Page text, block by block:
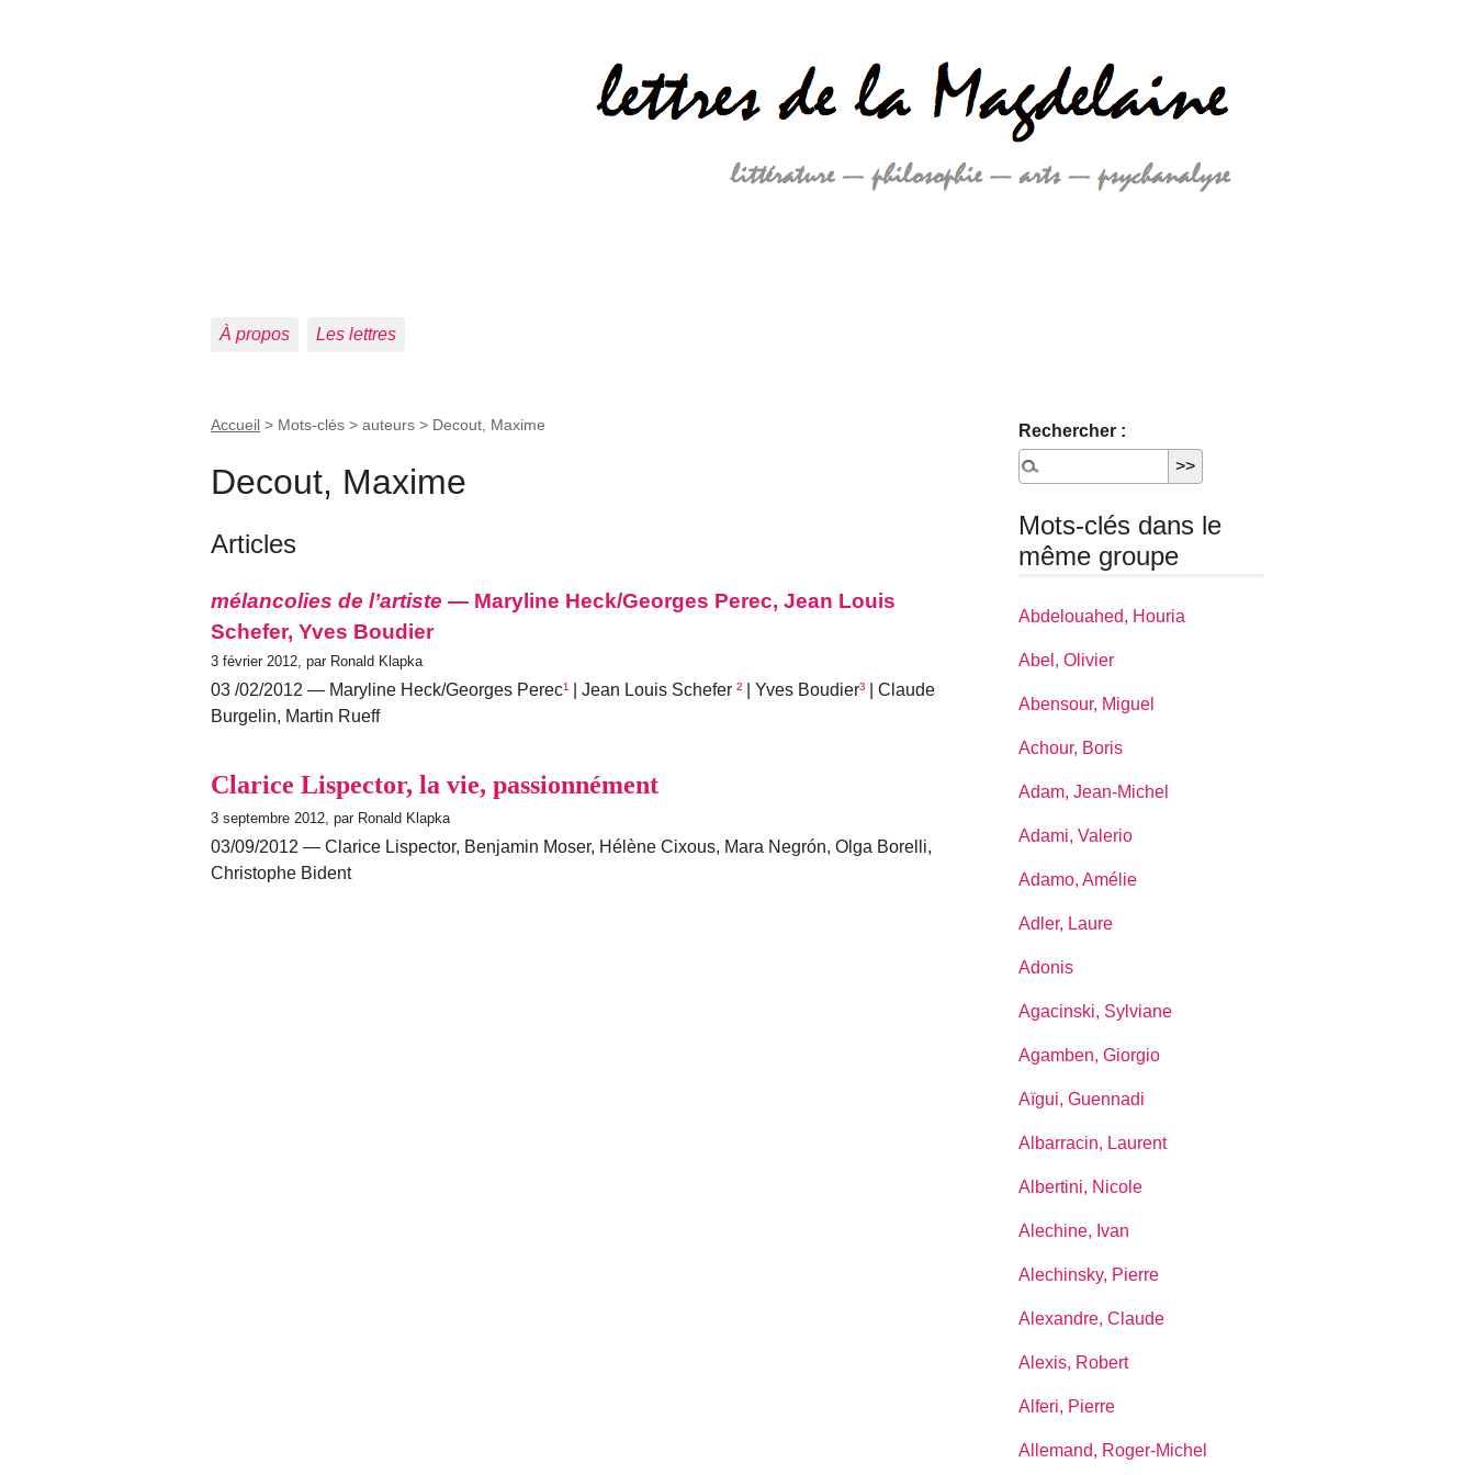
À propos Les lettres
Accueil > Mots-clés > auteurs > Decout, Maxime
Decout, Maxime
Articles
mélancolies de l’artiste — Maryline Heck/Georges Perec, Jean Louis
Schefer, Yves Boudier
3 février 2012, par Ronald Klapka
03 /02/2012 — Maryline Heck/Georges Perec¹ | Jean Louis Schefer ² | Yves Boudier³ | Claude
Burgelin, Martin Rueff
Clarice Lispector, la vie, passionnément
3 septembre 2012, par Ronald Klapka
03/09/2012 — Clarice Lispector, Benjamin Moser, Hélène Cixous, Mara Negrón, Olga Borelli,
Christophe Bident
Rechercher :
Mots-clés dans le
même groupe
Abdelouahed, Houria
Abel, Olivier
Abensour, Miguel
Achour, Boris
Adam, Jean-Michel
Adami, Valerio
Adamo, Amélie
Adler, Laure
Adonis
Agacinski, Sylviane
Agamben, Giorgio
Aïgui, Guennadi
Albarracin, Laurent
Albertini, Nicole
Alechine, Ivan
Alechinsky, Pierre
Alexandre, Claude
Alexis, Robert
Alferi, Pierre
Allemand, Roger-Michel